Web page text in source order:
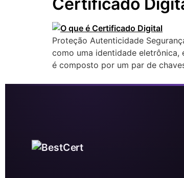
Certificado
Proteção Autenticidade
como uma identidade eletrônica,
é composto por um par de